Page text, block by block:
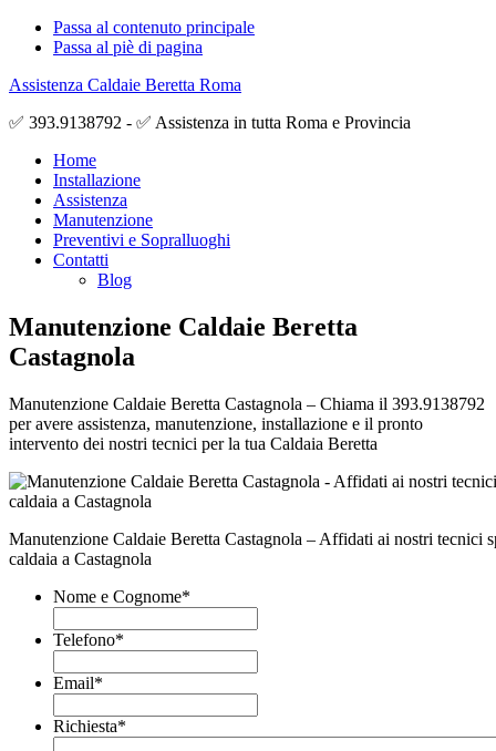
Passa al contenuto principale
Passa al piè di pagina
Assistenza Caldaie Beretta Roma
✅ 393.9138792 - ✅ Assistenza in tutta Roma e Provincia
Home
Installazione
Assistenza
Manutenzione
Preventivi e Sopralluoghi
Contatti
Blog
Manutenzione Caldaie Beretta
Castagnola
Manutenzione Caldaie Beretta Castagnola – Chiama il 393.9138792
per avere assistenza, manutenzione, installazione e il pronto
intervento dei nostri tecnici per la tua Caldaia Beretta
Manutenzione Caldaie Beretta Castagnola – Affidati ai nostri tecnici
caldaia a Castagnola
Nome e Cognome*
Telefono*
Email*
Richiesta*